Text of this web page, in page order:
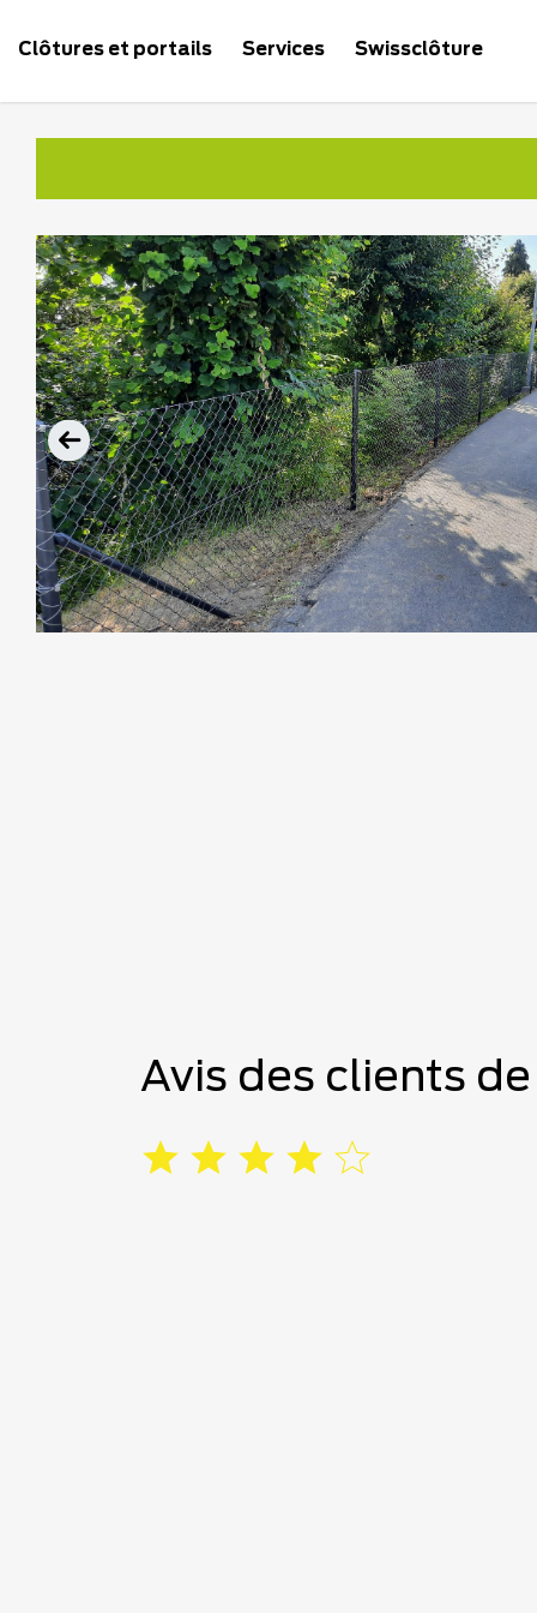
Clôtures et portails Services Swissclôture
Avis des clients